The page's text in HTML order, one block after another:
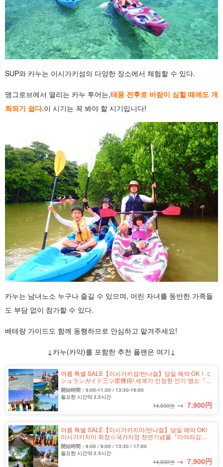
SUP와 카누는 이시가키섬의 다양한 장소에서 체험할 수 있다.
맹그로브에서 열리는 카누 투어는,태풍 전후로 바람이 심할 때에도 개
최되기 쉽다.이 시기는 꼭 봐야 할 시기입니다!
카누는 남녀노소 누구나 즐길 수 있으며, 어린 자녀를 동반한 가족들
도 부담 없이 참가할 수 있다.
베테랑 가이드도 함께 동행하므로 안심하고 맡겨주세요!
↓카누(카약)를 포함한 추천 플랜은 여기↓
여름 특별 SALE【이시가키섬/반나절】당일 예약 OK！ミ
シュランガイド三ツ星獲得! 세계가 인정한 인기 명소『카
와다이라만』카약 투어★사진 무료&송영 포함(No.302)
開始時間：9:00-11:30 / 13:30-16:00
필요한 시간약 2.5시간
14,500엔 → 7,900円
여름 특별 SALE【이시가키지마/반나절】당일 예약 OK!
이시가키지마 최장☆국가지정 천연기념물『미야라강』
맹그로브 카누 투어★사진 무료&송영 포함(No.328)
開始時間：6:00 / 9:00 / 13:30 / 17:00
필요한 시간약 2.5시간
14,500엔 → 7,900円